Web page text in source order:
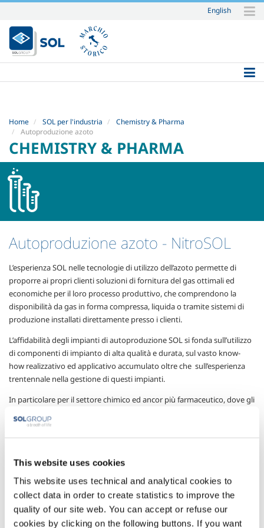
This website uses cookies
This website uses technical and analytical cookies to
collect data in order to create statistics to improve the
quality of our site web. You can accept or refuse our
cookies by clicking on the following buttons. If you want
Salta
ai
contenuti.
|
alla
English
Home SOL per l'industria
Chemistry & Pharma
Autoproduzione azoto
CHEMISTRY & PHARMA
Autoproduzione azoto - NitroSOL
L’esperienza SOL nelle tecnologie di utilizzo dell’azoto permette di
proporre ai propri clienti soluzioni di fornitura del gas ottimali ed
economiche per il loro processo produttivo, che comprendono la
disponibilità da gas in forma compressa, liquida o tramite sistemi di
produzione installati direttamente presso i clienti.
L’affidabilità degli impianti di autoproduzione SOL si fonda sull’utilizzo
di componenti di impianto di alta qualità e durata, sul vasto know-
how realizzativo ed applicativo accumulato oltre che sull’esperienza
trentennale nella gestione di questi impianti.
In particolare per il settore chimico ed ancor più farmaceutico, dove gli
essenziali a garanzia della corretta operatività del sistema, SOL offre
continuo della qualità della produzione in compliance con le richieste
del settore stesso.
Gli impianti della serie NitroSOL utilizzano tecnologie PSA, a
membrane polimeriche o criogeniche in funzione delle esigenze del
cliente e vengono realizzati su SKID in modo da minimizzare le attività